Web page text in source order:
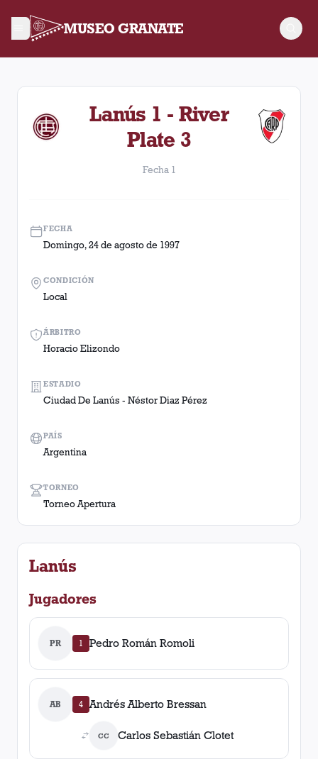
MUSEO GRANATE
Fecha 1. Partido entre Lanús y River Plate disputado el
Lanús 1 - River
Plate 3
Fecha 1
FECHA
Domingo, 24 de agosto de 1997
ÁRBITRO
Horacio Elizondo
TORNEO
Torneo Apertura
CONDICIÓN
Local
ESTADIO
Ciudad De Lanús - Néstor Diaz Pérez
PAÍS
Argentina
Lanús
Jugadores
PR 1 Pedro Román Romoli
AB 4 Andrés Alberto Bressan
CC Carlos Sebastián Clotet